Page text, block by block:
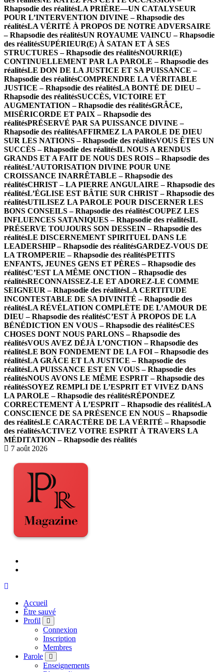
Rhapsodie des réalitésLA PRIÈRE—UN CATALYSEUR
POUR L’INTERVENTION DIVINE – Rhapsodie des
réalitésLA VÉRITÉ À PROPOS DE NOTRE ADVERSAIRE
– Rhapsodie des réalitésUN ROYAUME VAINCU – Rhapsodie
des réalitésSUPÉRIEUR(E) À SATAN ET À SES
STRUCTURES – Rhapsodie des réalitésNOURRI(E)
CONTINUELLEMENT PAR LA PAROLE – Rhapsodie des
réalitésLE DON DE LA JUSTICE ET SA PUISSANCE –
Rhapsodie des réalitésCOMPRENDRE LA VÉRITABLE
JUSTICE – Rhapsodie des réalitésLA BONTÉ DE DIEU –
Rhapsodie des réalitésSUCCÈS, VICTOIRE ET
AUGMENTATION – Rhapsodie des réalitésGRÂCE,
MISÉRICORDE ET PAIX – Rhapsodie des
réalitésPRÉSERVÉ PAR SA PUISSANCE DIVINE –
Rhapsodie des réalitésAFFIRMEZ LA PAROLE DE DIEU
SUR LES NATIONS – Rhapsodie des réalitésVOUS ÊTES UN
SUCCÈS – Rhapsodie des réalitésIL NOUS A RENDUS
GRANDS ET A FAIT DE NOUS DES ROIS – Rhapsodie des
réalitésL’AUTORISATION DIVINE POUR UNE
CROISSANCE INARRÊTABLE – Rhapsodie des
réalitésCHRIST – LA PIERRE ANGULAIRE – Rhapsodie des
réalitésL’ÉGLISE EST BÂTIE SUR CHRIST – Rhapsodie des
réalitésUTILISEZ LA PAROLE POUR DISCERNER LES
BONS CONSEILS – Rhapsodie des réalitésCOUPEZ LES
INFLUENCES SATANIQUES – Rhapsodie des réalitésIL
PRÉSERVE TOUJOURS SON DESSEIN – Rhapsodie des
réalitésLE DISCERNEMENT SPIRITUEL DANS LE
LEADERSHIP – Rhapsodie des réalitésGARDEZ-VOUS DE
LA TROMPERIE – Rhapsodie des réalitésPETITS
ENFANTS, JEUNES GENS ET PÈRES – Rhapsodie des
réalitésC’EST LA MÊME ONCTION – Rhapsodie des
réalitésRECONNAISSEZ-LE ET ADOREZ-LE COMME
SEIGNEUR – Rhapsodie des réalitésLA CERTITUDE
INCONTESTABLE DE SA DIVINITÉ – Rhapsodie des
réalitésLA RÉVÉLATION COMPLÈTE DE L’AMOUR DE
DIEU – Rhapsodie des réalitésC’EST À PROPOS DE LA
BÉNÉDICTION EN VOUS – Rhapsodie des réalitésCES
CHOSES DONT NOUS PARLONS – Rhapsodie des
réalitésVOUS AVEZ DÉJÀ L’ONCTION – Rhapsodie des
réalitésLE BON FONDEMENT DE LA FOI – Rhapsodie des
réalitésLA GRÂCE ET LA JUSTICE – Rhapsodie des
réalitésLA PUISSANCE EST EN VOUS – Rhapsodie des
réalitésNOUS AVONS LE MÊME ESPRIT – Rhapsodie des
réalitésSOYEZ REMPLI DE L’ESPRIT ET VIVEZ DANS
LA PAROLE – Rhapsodie des réalitésRÉPONDEZ
CORRECTEMENT À L’ESPRIT – Rhapsodie des réalitésLA
CONSCIENCE DE SA PRÉSENCE EN NOUS – Rhapsodie
des réalitésLE CARACTÈRE DE LA VÉRITÉ – Rhapsodie
des réalitésACTIVEZ VOTRE ESPRIT À TRAVERS LA
MÉDITATION – Rhapsodie des réalités
7 août 2026
Accueil
Être sauvé
Profil
Connexion
Inscription
Membres
Parole
Enseignements